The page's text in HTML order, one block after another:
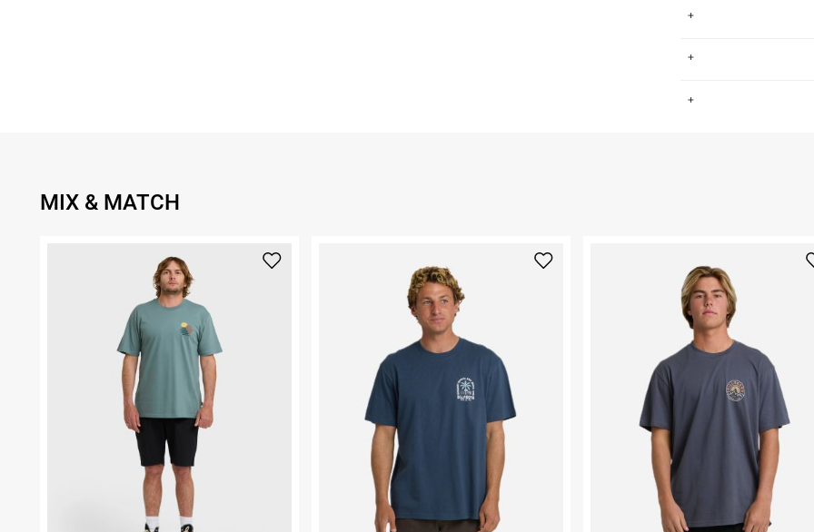
על גבי החבילה
באתר בלבד
בלבד. לא ניתן
MIX & MATCH